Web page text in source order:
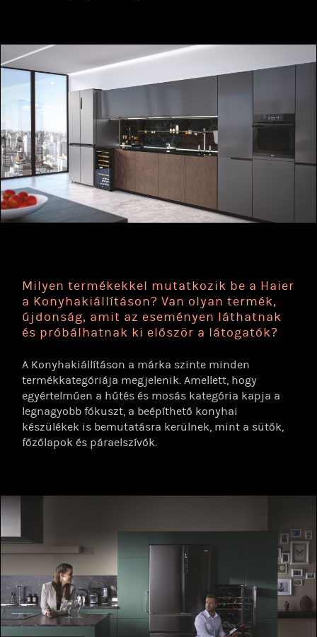
Milyen termékekkel mutatkozik be a Haier
a Konyhakiállításon? Van olyan termék,
újdonság, amit az eseményen láthatnak
és próbálhatnak ki először a látogatók?
A Konyhakiállításon a márka szinte minden
termékkategóriája megjelenik. Amellett, hogy
egyértelműen a hűtés és mosás kategória kapja a
legnagyobb fókuszt, a beépíthető konyhai
készülékek is bemutatásra kerülnek, mint a sütők,
főzőlapok és páraelszívók.